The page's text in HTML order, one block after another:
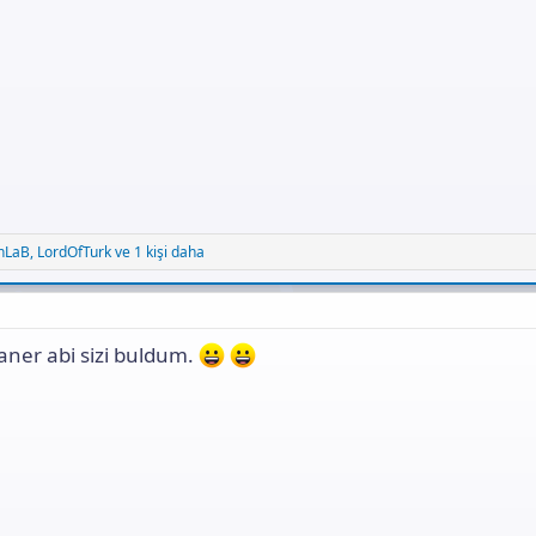
, LordOfTurkve 1 kişi daha
abi sizi buldum.